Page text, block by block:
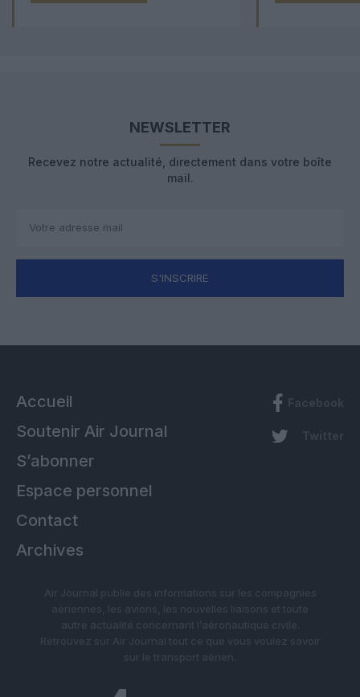
NEWSLETTER
Recevez notre actualité, directement dans votre boîte
mail.
S'INSCRIRE
Accueil
Soutenir Air Journal
S’abonner
Espace personnel
Contact
Archives